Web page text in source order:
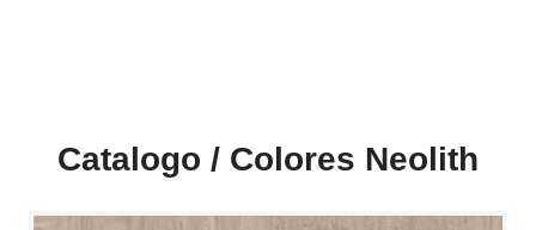
Catalogo / Colores Neolith